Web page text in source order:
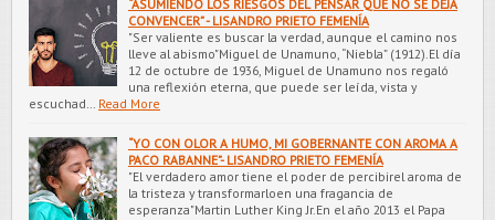
“ASUMIENDO LOS RIESGOS DEL PENSAR QUE NO SE DEJA
CONVENCER” - LISANDRO PRIETO FEMENÍA
"Ser valiente es buscar la verdad, aunque el camino nos
lleve al abismo"Miguel de Unamuno, “Niebla” (1912).El día
12 de octubre de 1936, Miguel de Unamuno nos regaló
una reflexión eterna, que puede ser leída, vista y
escuchad…
Read More
“YO CON OLOR A HUMO, MI GOBERNANTE CON AROMA A
PACO RABANNE”- LISANDRO PRIETO FEMENÍA
"El verdadero amor tiene el poder de percibirel aroma de
la tristeza y transformarloen una fragancia de
esperanza"Martin Luther King Jr.En el año 2013 el Papa